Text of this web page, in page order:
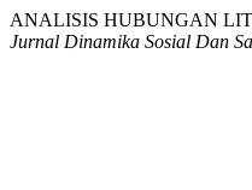
ANALISIS HUBUNGAN
Jurnal Dinamika Sosial Dan